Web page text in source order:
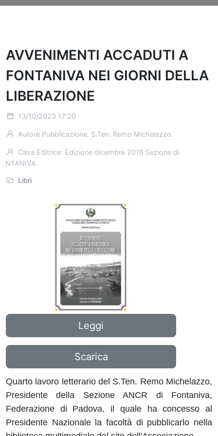
AVVENIMENTI ACCADUTI A
FONTANIVA NEI GIORNI DELLA
LIBERAZIONE
13/10/2023 17:20
Autore Pubblicazione: S.Ten. Remo Michelazzo.
Casa Editrice: Edizione dicembre 2016 Sezione di
Libri
Leggi
Scarica
Quarto lavoro letterario del S.Ten. Remo Michelazzo,
Presidente della Sezione ANCR di Fontaniva,
Federazione di Padova, il quale ha concesso al
Presidente Nazionale la facoltà di pubblicarlo nella